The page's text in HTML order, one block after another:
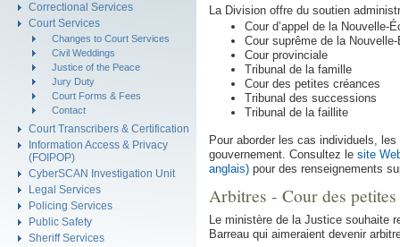
Correctional Services
Court Services
Changes to Court Services
Civil Weddings
Justice of the Peace
Jury Duty
Court Forms & Fees
Contact
Court Transcribers & Certification
Information Access & Privacy
(FOIPOP)
CyberSCAN Investigation Unit
Legal Services
Policing Services
Public Safety
Sheriff Services
La Division offre du soutien
Cour d’appel de la Nouvelle-
Cour suprême de la
Cour provinciale
Tribunal de la famille
Cour des petites créances
Tribunal des successions
Tribunal de la faillite
Pour aborder les cas individuels,
gouvernement. Consultez le site
anglais) pour des renseignements
Arbitres - Cour des
Le ministère de la Justice souhaite
Barreau qui aimeraient devenir